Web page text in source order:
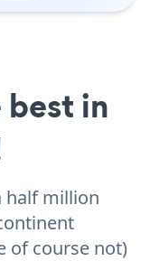
in
half million
of course not)